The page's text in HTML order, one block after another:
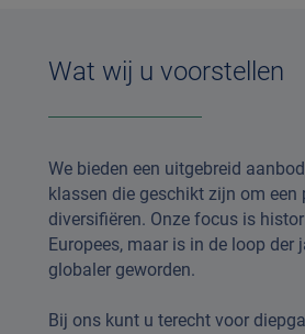
Wat wij u voorstellen
We bieden een uitgebreid
klassen die geschikt zijn om een
diversifiëren. Onze focus is
Europees, maar is in de loop der
globaler geworden.
Bij ons kunt u terecht voor